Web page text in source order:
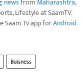
newsfrom Maharashtra,
Lifestyle at SaamTV.
Saam Tv app forAndroid
Buisness